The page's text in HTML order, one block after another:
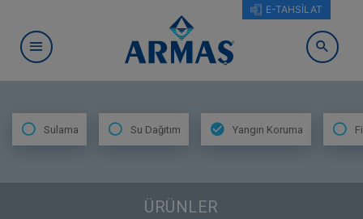
E-TAHSİLAT
Sulama Su Dağıtım Yangın Koruma
ÜRÜNLER